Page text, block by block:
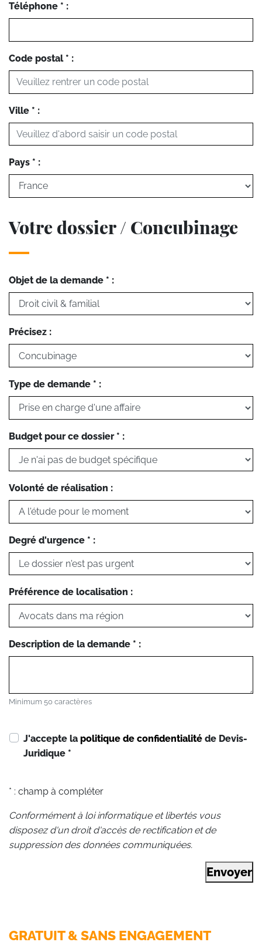
Téléphone * :
Code postal * :
Ville * :
Pays * :
Votre dossier / Concubinage
Objet de la demande * :
Précisez :
Type de demande * :
Budget pour ce dossier * :
Volonté de réalisation :
Degré d'urgence * :
Préférence de localisation :
Description de la demande * :
Minimum 50 caractères
J'accepte la politique de confidentialité de Devis-
Juridique *
* : champ à compléter
Conformément à loi informatique et libertés vous
disposez d'un droit d'accès de rectification et de
suppression des données communiquées.
Envoyer
GRATUIT & SANS ENGAGEMENT